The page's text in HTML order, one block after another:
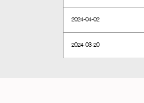
2024-04-02
2024-03-20